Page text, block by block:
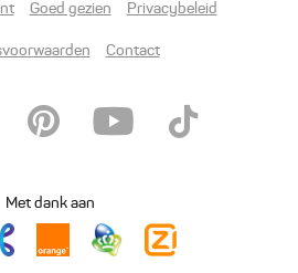
Goed gezien Privacybeleid
Contact
Met dank aan